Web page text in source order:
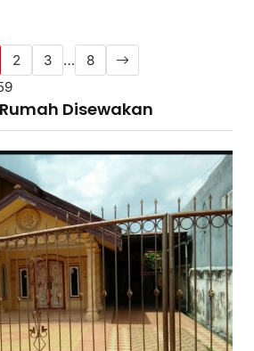
2 3 …
8
Disewakan